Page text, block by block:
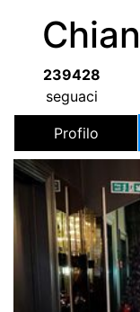
239428
seguaci
Profilo